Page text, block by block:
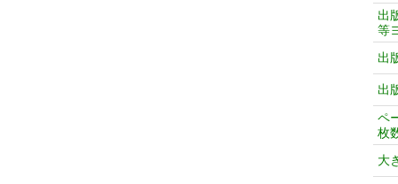
出
等
出
出
ペ
枚
大